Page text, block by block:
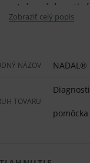
Test slúži
infekcie
antigénov môže
klesnúť pod
Zobraziť celý popis
NÁZOV NADAL®
TOVARU